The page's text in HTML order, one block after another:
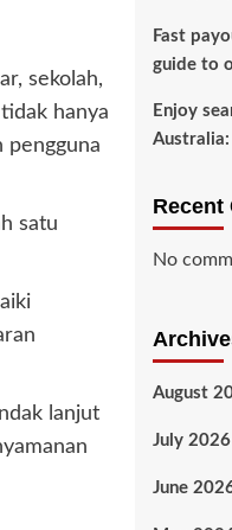
sekolah,
hanya
pengguna
satu
lanjut
Fast
guide to
Enjoy
Recent
No
August
July 2026
June